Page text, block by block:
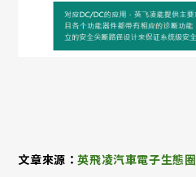
文章來源：英飛凌汽車電子生態圈